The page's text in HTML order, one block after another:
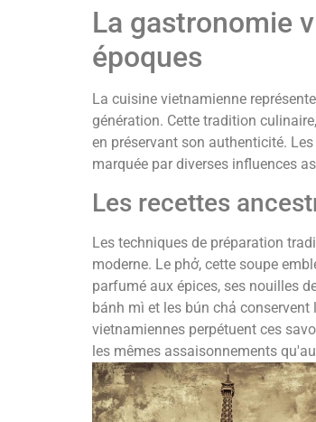
La gastronomie
époques
La cuisine vietnamienne
génération. Cette tradition
en préservant son authenticité.
marquée par diverses influences
Les recettes
Les techniques de préparation
moderne. Le phở, cette soupe
parfumé aux épices, ses nouilles
bánh mì et les bún chả
vietnamiennes perpétuent ces
les mêmes assaisonnements